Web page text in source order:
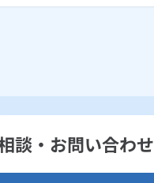
談・お問い合わせ